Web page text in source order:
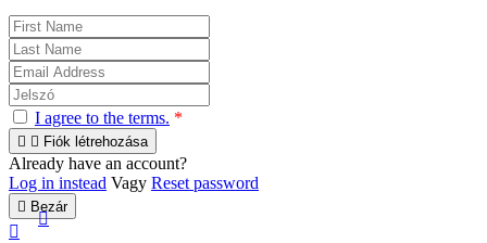
I agree to the terms. *
  Fiók létrehozása
Already have an account?
Log in instead Vagy Reset password
 Bezár

